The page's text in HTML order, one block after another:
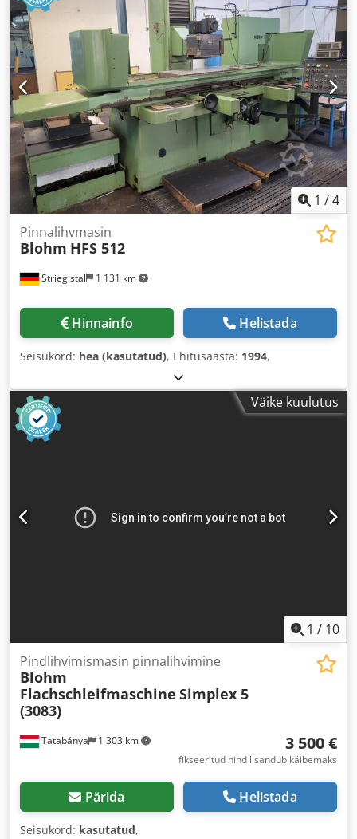
1 /4
Striegistal 1 131 km
Pinnalihvmasin
Blohm HFS 512
Hinnainfo Helistada
Seisukord: hea (kasutatud), Ehitusaasta: 1994,
Väike kuulutus
1 / 10
Tatabánya 1 303 km
Pindlihvimismasin pinnalihvimine
Blohm
Flachschleifmaschine Simplex 5
(3083)
3 500 €
fikseeritud hind lisandub käibemaks
Pärida Helistada
Seisukord: kasutatud,